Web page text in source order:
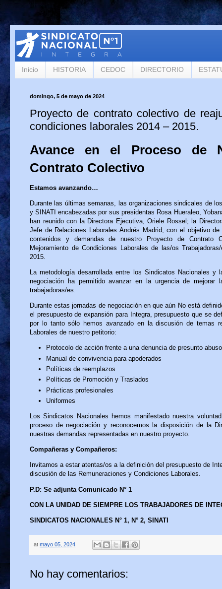
Inicio HISTORIA CEDOC DIRECTORIO
domingo, 5 de mayo de 2024
Proyecto de contrato colectivo de
condiciones laborales 2014 – 2015.
Avance en el Proceso de
Contrato Colectivo
Estamos avanzando…
Durante las últimas semanas, las organizaciones sindicales de
y SINATI encabezadas por sus presidentas Rosa Hueraleo,
han reunido con la Directora Ejecutiva, Oriele Rossel; la
Jefe de Relaciones Laborales Andrés Madrid, con el objetivo
contenidos y demandas de nuestro Proyecto de Contrato
Mejoramiento de Condiciones Laborales de las/os
2015.
La metodología desarrollada entre los Sindicatos Nacionales y
negociación ha permitido avanzar en la urgencia de mejorar
trabajadoras/es.
Durante estas jornadas de negociación en que aún No está
el presupuesto de expansión para Integra, presupuesto que se
por lo tanto sólo hemos avanzado en la discusión de temas
Laborales de nuestro petitorio:
Protocolo de acción frente a una denuncia de presunto
Manual de convivencia para apoderados
Políticas de reemplazos
Políticas de Promoción y Traslados
Prácticas profesionales
Uniformes
Los Sindicatos Nacionales hemos manifestado nuestra
proceso de negociación y reconocemos la disposición de la
nuestras demandas representadas en nuestro proyecto.
Compañeras y Compañeros:
Invitamos a estar atentas/os a la definición del presupuesto de
discusión de las Remuneraciones y Condiciones Laborales.
P.D: Se adjunta Comunicado N° 1
CON LA UNIDAD DE SIEMPRE LOS TRABAJADORES DE
SINDICATOS NACIONALES N° 1, N° 2, SINATI
at mayo 05, 2024
No hay comentarios: